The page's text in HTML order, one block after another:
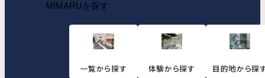
MIMARUを探す
一覧から探す 体験から探す 目的地から探